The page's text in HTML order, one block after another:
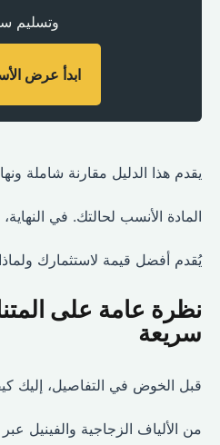
وتسليم
ابدأ عرض
يقدم هذا الدليل مقارنة شاملة
المادة الأنسب لحالتك. في
يُقدم أفضل قيمة لاستثمارك ولماذا.
نظرة عامة على
سريعة
قبل الخوض في التفاصيل، إليك
من الألياف الزجاجية والفينيل عبر